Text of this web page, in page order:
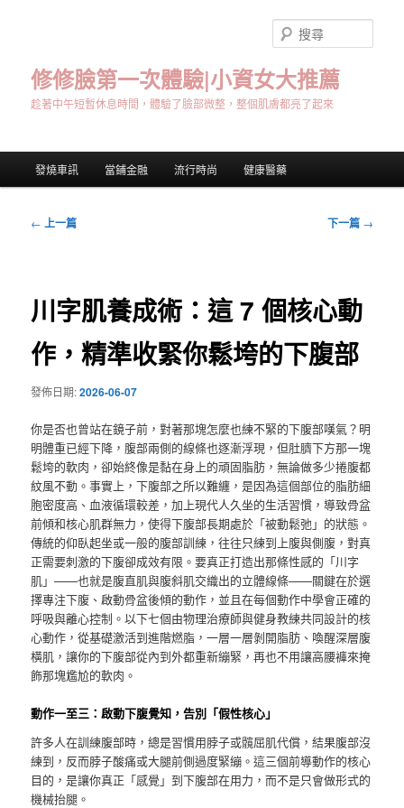
修修臉第一次體驗|小資女大推薦
趁著中午短暫休息時間，體驗了臉部微整，整個肌膚都亮了起來
尋
發燒車訊 當鋪金融 流行時尚 健康醫藥
文
← 上一篇 下一篇 →
川字肌養成術：這 7 個核心動
作，精準收緊你鬆垮的下腹部
發佈日期:2026-06-07
你是否也曾站在鏡子前，對著那塊怎麼也練不緊的下腹部嘆氣？明
明體重已經下降，腹部兩側的線條也逐漸浮現，但肚臍下方那一塊
鬆垮的軟肉，卻始終像是黏在身上的頑固脂肪，無論做多少捲腹都
紋風不動。事實上，下腹部之所以難纏，是因為這個部位的脂肪細
胞密度高、血液循環較差，加上現代人久坐的生活習慣，導致骨盆
前傾和核心肌群無力，使得下腹部長期處於「被動鬆弛」的狀態。
傳統的仰臥起坐或一般的腹部訓練，往往只練到上腹與側腹，對真
正需要刺激的下腹卻成效有限。要真正打造出那條性感的「川字
肌」——也就是腹直肌與腹斜肌交織出的立體線條——關鍵在於選
擇專注下腹、啟動骨盆後傾的動作，並且在每個動作中學會正確的
呼吸與離心控制。以下七個由物理治療師與健身教練共同設計的核
心動作，從基礎激活到進階燃脂，一層一層剝開脂肪、喚醒深層腹
橫肌，讓你的下腹部從內到外都重新繃緊，再也不用讓高腰褲來掩
飾那塊尷尬的軟肉。
動作一至三：啟動下腹覺知，告別「假性核心」
許多人在訓練腹部時，總是習慣用脖子或髖屈肌代償，結果腹部沒
練到，反而脖子酸痛或大腿前側過度緊繃。這三個前導動作的核心
目的，是讓你真正「感覺」到下腹部在用力，而不是只會做形式的
機械抬腿。